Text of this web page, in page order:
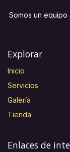
Somos un
Explorar
Inicio
Servicios
Galería
Tienda
Enlaces de